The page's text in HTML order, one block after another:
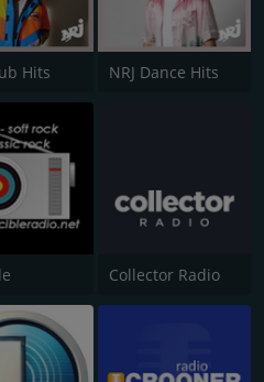
Hits NRJ Dance Hits
Collector Radio